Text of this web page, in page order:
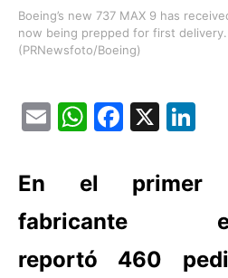
Boeing’s new 737 MAX 9 has
now being prepped for first delivery.
(PRNewsfoto/Boeing)
EmailWhatsApp
X
En el primer
fabricante
reportó 460